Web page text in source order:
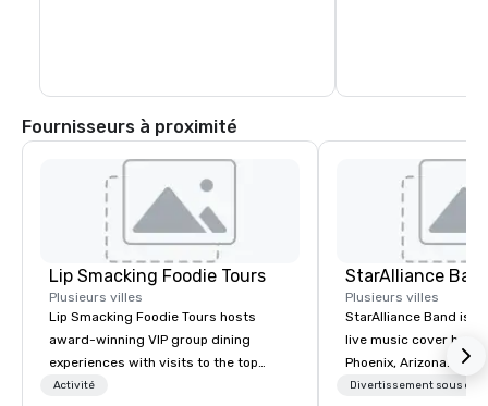
Fournisseurs à proximité
Lip Smacking Foodie Tours
Plusieurs villes
Lip Smacking Foodie Tours hosts
award-winning VIP group dining
experiences with visits to the top
restaurants throughout the United
Activité
StarAlliance
Plusieurs villes
StarAlliance Band is
live music cover band
Phoenix, Arizona. Led
class vocalist Star
Divertissement sous